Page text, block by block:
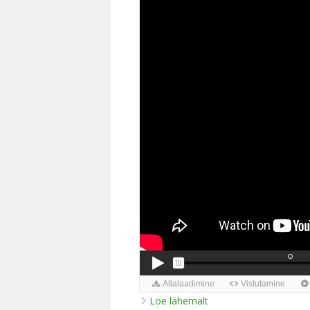
Loe lähemaltMida toob endaga